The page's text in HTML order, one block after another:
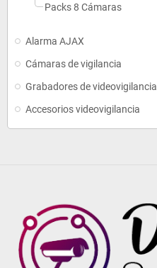
Packs 8 Cámaras
Alarma AJAX
Cámaras de vigilancia
Grabadores de videovigilancia
Accesorios videovigilancia